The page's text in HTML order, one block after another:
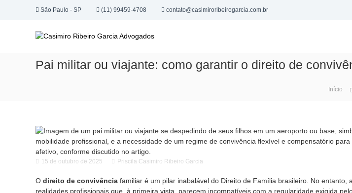
São Paulo - SP (11) 99459-4708 contato@casimiroribeirogarcia.com.br
i
i
b
e
r
d
e
d
o
Pai militar ou viajante: como garantir o direito de
Início
15 de outubro de 2025 Priscila Casimiro Ribeiro Garcia
O direito de convivência familiar é um pilar inabalável do Direito de Família brasileiro. No entanto,
realidades profissionais que, à primeira vista, parecem incompatíveis com a regularidade exigida